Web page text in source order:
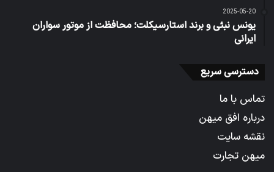
2025-05-20
یونس نبئی و برند استارسیکلت؛ محافظت از موتور سواران
ایرانی
دسترسی سریع
تماس با ما
درباره افق میهن
نقشه سایت
میهن تجارت